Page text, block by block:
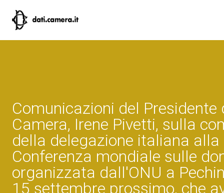
Comunicazioni del Presidente
Camera, Irene Pivetti, sulla
della delegazione italiana alla
Conferenza mondiale sulle
organizzata dall'ONU a
15 settembre prossimo, che